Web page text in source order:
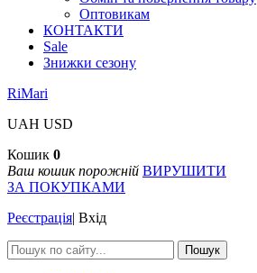
Оптовикам
КОНТАКТИ
Sale
Знижки сезону
RiMari
UAH USD
Кошик 0
Ваш кошик порожній ВИРУШИТИ
ЗА ПОКУПКАМИ
Реєстрація| Вхід
Пошук